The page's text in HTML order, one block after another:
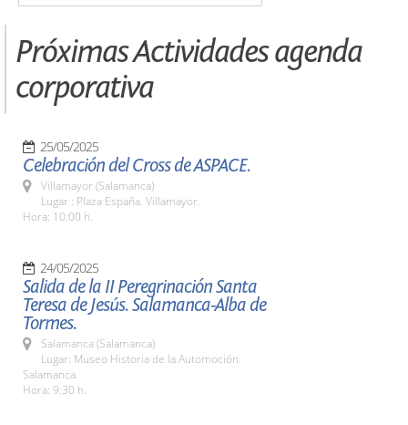
Próximas Actividades agenda
corporativa
25/05/2025
Celebración del Cross de ASPACE.
Villamayor (Salamanca)
Lugar : Plaza España. Villamayor.
Hora: 10:00 h.
24/05/2025
Salida de la II Peregrinación Santa
Teresa de Jesús. Salamanca-Alba de
Tormes.
Salamanca (Salamanca)
Lugar: Museo Historia de la Automoción.
Salamanca.
Hora: 9:30 h.